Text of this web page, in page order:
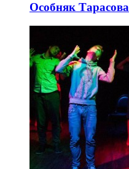
Особняк Тарасова